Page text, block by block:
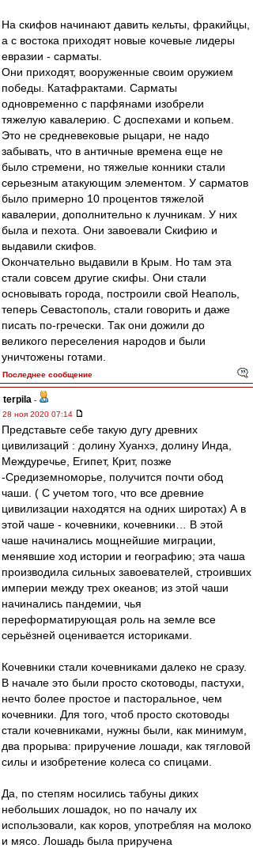
На скифов начинают давить кельты, фракийцы,
а с востока приходят новые кочевые лидеры
евразии - сарматы.
Они приходят, вооруженные своим оружием
победы. Катафрактами. Сарматы
одновременно с парфянами изобрели
тяжелую кавалерию. С доспехами и копьем.
Это не средневековые рыцари, не надо
забывать, что в античные времена еще не
было стремени, но тяжелые конники стали
серьезным атакующим элементом. У сарматов
было примерно 10 процентов тяжелой
кавалерии, дополнительно к лучникам. У них
была и пехота. Они завоевали Скифию и
выдавили скифов.
Окончательно выдавили в Крым. Но там эта
стали совсем другие скифы. Они стали
основывать города, построили свой Неаполь,
теперь Севастополь, стали говорить и даже
писать по-гречески. Так они дожили до
великого переселения народов и были
уничтожены готами.
Последнее сообщение
terpila -
28 ноя 2020 07:14
Представьте себе такую дугу древних
цивилизаций : долину Хуанхэ, долину Инда,
Междуречье, Египет, Крит, позже
-Средиземноморье, получится почти обод
чаши. ( С учетом того, что все древние
цивилизации находятся на одних широтах) А в
этой чаше - кочевники, кочевники… В этой
чаше начинались мощнейшие миграции,
менявшие ход истории и географию; эта чаша
производила сильных завоевателей, строивших
империи между трех океанов; из этой чаши
начинались пандемии, чья
переформатирующая роль на земле все
серьёзней оценивается историками.
Кочевники стали кочевниками далеко не сразу.
В начале это были просто скотоводы, пастухи,
нечто более простое и пасторальное, чем
кочевники. Для того, чтоб просто скотоводы
стали кочевниками, нужны были, как минимум,
два прорыва: приручение лошади, как тягловой
силы и изобретение колеса со спицами.
Да, по степям носились табуны диких
небольших лошадок, но по началу их
использовали, как коров, употребляя на молоко
и мясо. Лошадь была приручена